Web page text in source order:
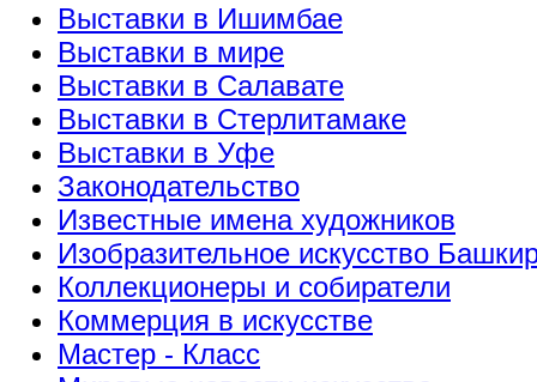
Выставки в Ишимбае
Выставки в мире
Выставки в Салавате
Выставки в Стерлитамаке
Выставки в Уфе
Законодательство
Известные имена художников
Изобразительное искусство
Коллекционеры и собиратели
Коммерция в искусстве
Мастер - Класс